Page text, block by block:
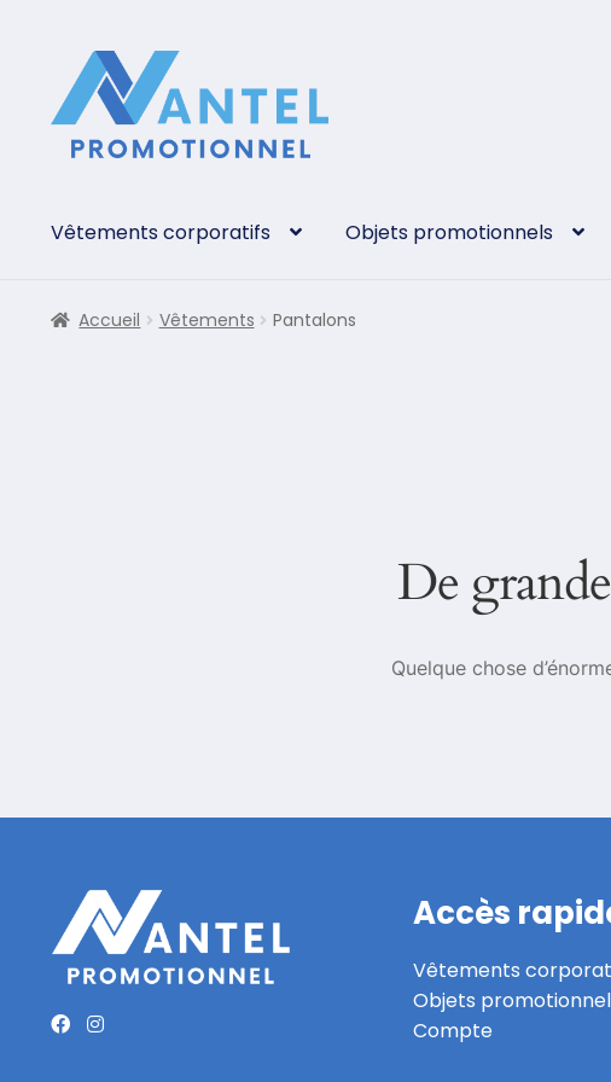
Vêtements corporatifs Objets promotionnels
Accueil Vêtements Pantalons
De
Quelque chose
Accès
Vêtements
Objets
Compte